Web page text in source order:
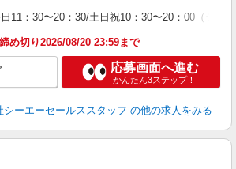
日11：30〜20：30/土日祝10：30〜20：00（シ
め切り2026/08/20 23:59まで
応募画面へ進む
かんたん3ステップ！
シーエーセールススタッフ の他の求人をみる